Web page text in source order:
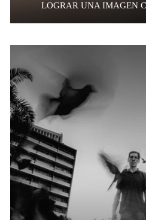
LOGRAR UNA IMAGEN